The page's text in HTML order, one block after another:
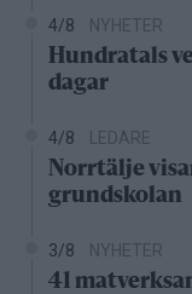
4/8 NYHETER
Hundratals
dagar
4/8 LEDARE
Norrtälje
grundskolan
3/8 NYHETER
41